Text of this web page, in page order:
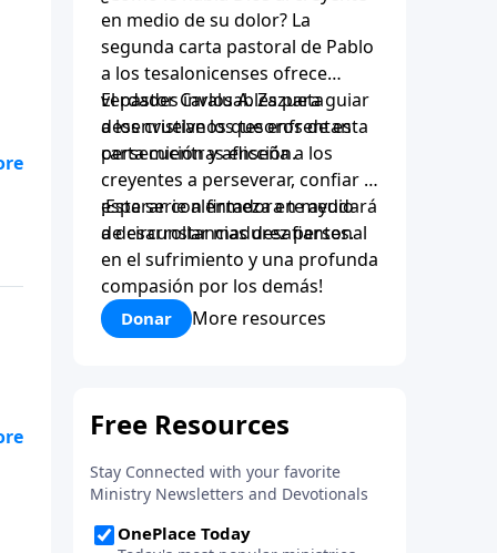
en medio de su dolor? La
segunda carta pastoral de Pablo
a los tesalonicenses ofrece
verdades invaluables para guiar
a los cristianos que enfrentan
persecución y aflicción.
El pastor Carlos A. Zazueta
desenvuelve los tesoros de esta
carta mientras enseña a los
creyentes a perseverar, confiar y
esperar con firmeza en medio
de circunstancias desafiantes.
¡Esta serie alentadora te ayudará
a desarrollar madurez personal
en el sufrimiento y una profunda
compasión por los demás!
Donar More resources